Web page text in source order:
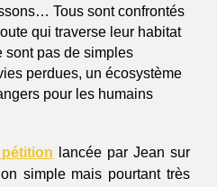
Tous sont confrontés
qui traverse leur habitat
sont pas de simples
perdues, un écosystème
pour les humains
lancée par Jean sur
simple mais pourtant très